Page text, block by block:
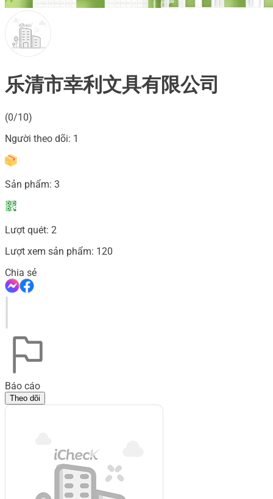
乐清市幸利文具有限公司
(0/10)
Người theo dõi: 1
Sản phẩm: 3
Lượt quét: 2
Lượt xem sản phẩm: 120
Chia sẻ
Báo cáo
Theo dõi